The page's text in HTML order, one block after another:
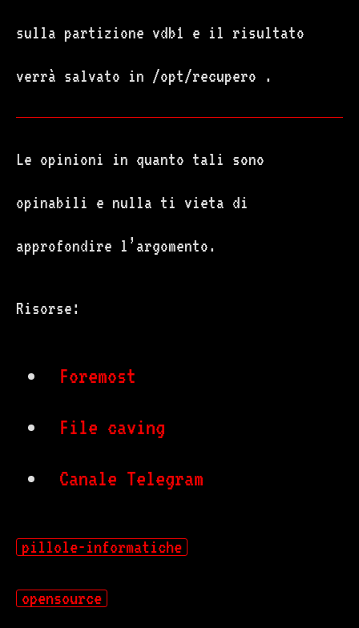
sulla partizione vdb1 e il risultato
verrà salvato in /opt/recupero .
Le opinioni in quanto tali sono
opinabili e nulla ti vieta di
approfondire l’argomento.
Risorse:
Foremost
File caving
Canale Telegram
pillole-informatiche
opensource